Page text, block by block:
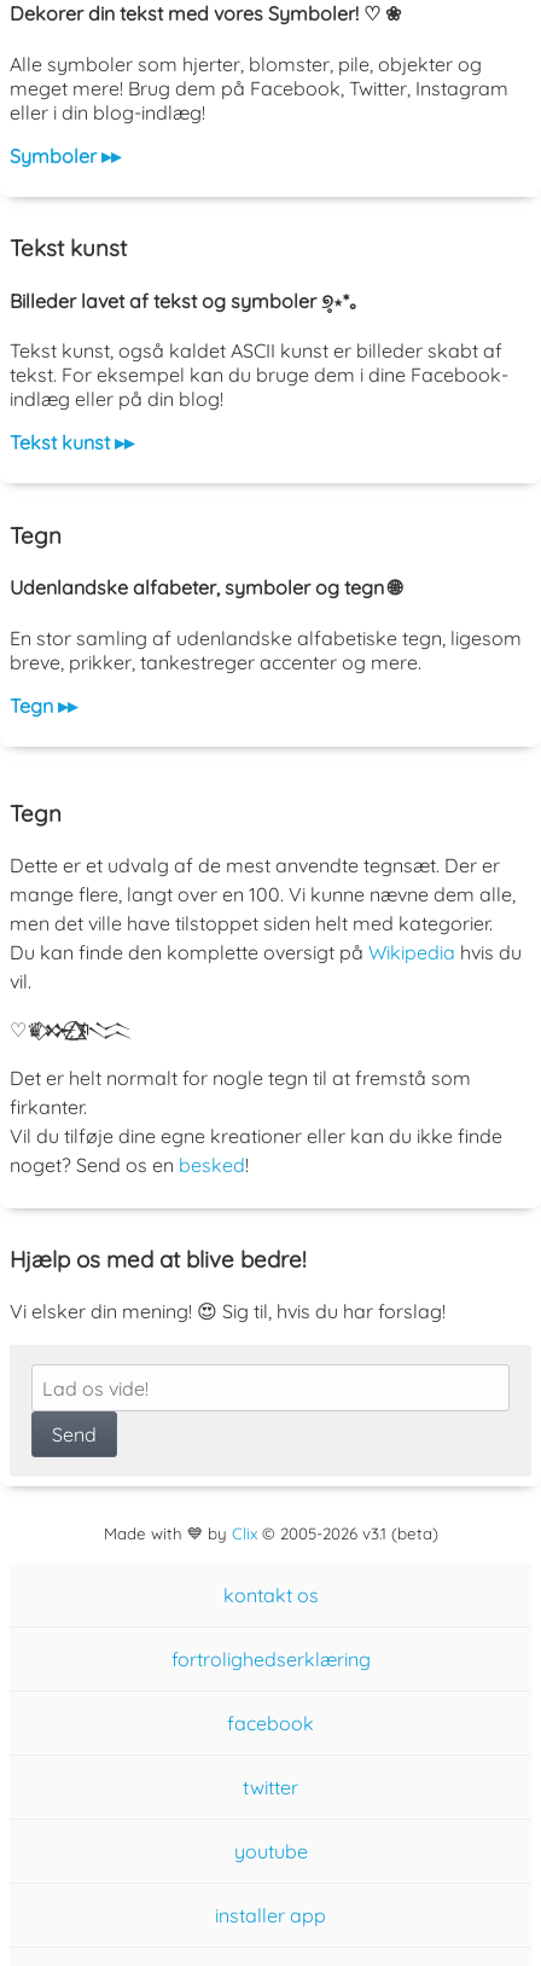
Dekorer din tekst med vores Symboler! ♡ ❀
Alle symboler som hjerter, blomster, pile, objekter og
meget mere! Brug dem på Facebook, Twitter, Instagram
eller i din blog-indlæg!
Symboler ▸▸
Tekst kunst
Billeder lavet af tekst og symboler ୭̥⋆*｡
Tekst kunst, også kaldet ASCII kunst er billeder skabt af
tekst. For eksempel kan du bruge dem i dine Facebook-
indlæg eller på din blog!
Tekst kunst ▸▸
Tegn
Udenlandske alfabeter, symboler og tegn 🌐
En stor samling af udenlandske alfabetiske tegn, ligesom
breve, prikker, tankestreger accenter og mere.
Tegn ▸▸
Tegn
Dette er et udvalg af de mest anvendte tegnsæt. Der er
mange flere, langt over en 100. Vi kunne nævne dem alle,
men det ville have tilstoppet siden helt med kategorier.
Du kan finde den komplette oversigt på Wikipedia hvis du
vil.
♡♛𒁍ﾒ𒈱
Det er helt normalt for nogle tegn til at fremstå som
firkanter.
Vil du tilføje dine egne kreationer eller kan du ikke finde
noget? Send os en besked!
Hjælp os med at blive bedre!
Vi elsker din mening! 😍 Sig til, hvis du har forslag!
Made with 💙 by Clix© 2005-2026 v3.1 (beta)
kontakt os
fortrolighedserklæring
facebook
twitter
youtube
installer app